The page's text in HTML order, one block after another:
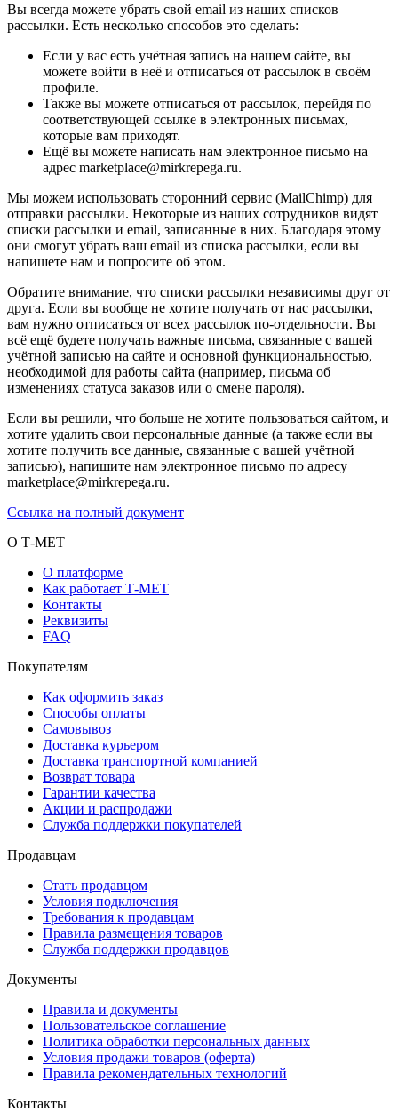
Вы всегда можете убрать свой email из наших списков
рассылки. Есть несколько способов это сделать:
Если у вас есть учётная запись на нашем сайте, вы
можете войти в неё и отписаться от рассылок в своём
профиле.
Также вы можете отписаться от рассылок, перейдя по
соответствующей ссылке в электронных письмах,
которые вам приходят.
Ещё вы можете написать нам электронное письмо на
адрес marketplace@mirkrepega.ru.
Мы можем использовать сторонний сервис (MailChimp) для
отправки рассылки. Некоторые из наших сотрудников видят
списки рассылки и email, записанные в них. Благодаря этому
они смогут убрать ваш email из списка рассылки, если вы
напишете нам и попросите об этом.
Обратите внимание, что списки рассылки независимы друг от
друга. Если вы вообще не хотите получать от нас рассылки,
вам нужно отписаться от всех рассылок по-отдельности. Вы
всё ещё будете получать важные письма, связанные с вашей
учётной записью на сайте и основной функциональностью,
необходимой для работы сайта (например, письма об
изменениях статуса заказов или о смене пароля).
Если вы решили, что больше не хотите пользоваться сайтом, и
хотите удалить свои персональные данные (а также если вы
хотите получить все данные, связанные с вашей учётной
записью), напишите нам электронное письмо по адресу
marketplace@mirkrepega.ru.
Ссылка на полный документ
О Т-МЕТ
О платформе
Как работает Т-МЕТ
Контакты
Реквизиты
FAQ
Покупателям
Как оформить заказ
Способы оплаты
Самовывоз
Доставка курьером
Доставка транспортной компанией
Возврат товара
Гарантии качества
Акции и распродажи
Служба поддержки покупателей
Продавцам
Стать продавцом
Условия подключения
Требования к продавцам
Правила размещения товаров
Служба поддержки продавцов
Документы
Правила и документы
Пользовательское соглашение
Политика обработки персональных данных
Условия продажи товаров (оферта)
Правила рекомендательных технологий
Контакты